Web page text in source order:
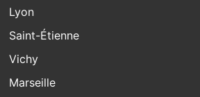
Lyon
Saint-Étienne
Vichy
Marseille